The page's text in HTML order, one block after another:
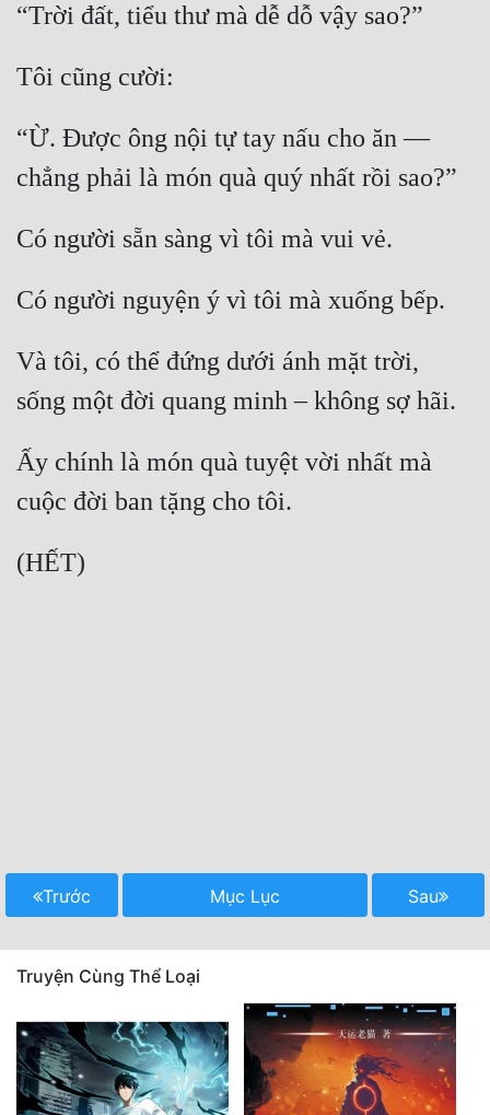
“Trời đất, tiểu thư mà dễ dỗ vậy sao?”
Tôi cũng cười:
“Ừ. Được ông nội tự tay nấu cho ăn —
chẳng phải là món quà quý nhất rồi sao?”
Có người sẵn sàng vì tôi mà vui vẻ.
Có người nguyện ý vì tôi mà xuống bếp.
Và tôi, có thể đứng dưới ánh mặt trời,
sống một đời quang minh – không sợ hãi.
Ấy chính là món quà tuyệt vời nhất mà
cuộc đời ban tặng cho tôi.
(HẾT)
Trước Mục Lục Sau
Truyện Cùng Thể Loại